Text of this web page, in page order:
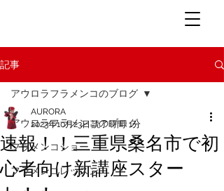
記事
アウロラフラメンコのブログ
フラメンコショー
フラメンコレッスン
アウロラフラメンコのブログ
速報！！三重県桑名市で初
心者向け新講座スター
AURORA
2023年10月23日 読了時間: 1分